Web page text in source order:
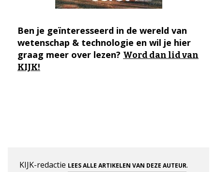
Ben je geïnteresseerd in de wereld van
wetenschap & technologie en wil je hier
graag meer over lezen? Word dan lid van
KIJK!
KIJK-redactie LEES ALLE ARTIKELEN VAN DEZE AUTEUR.